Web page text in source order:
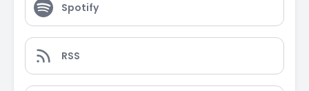
Spotify
RSS